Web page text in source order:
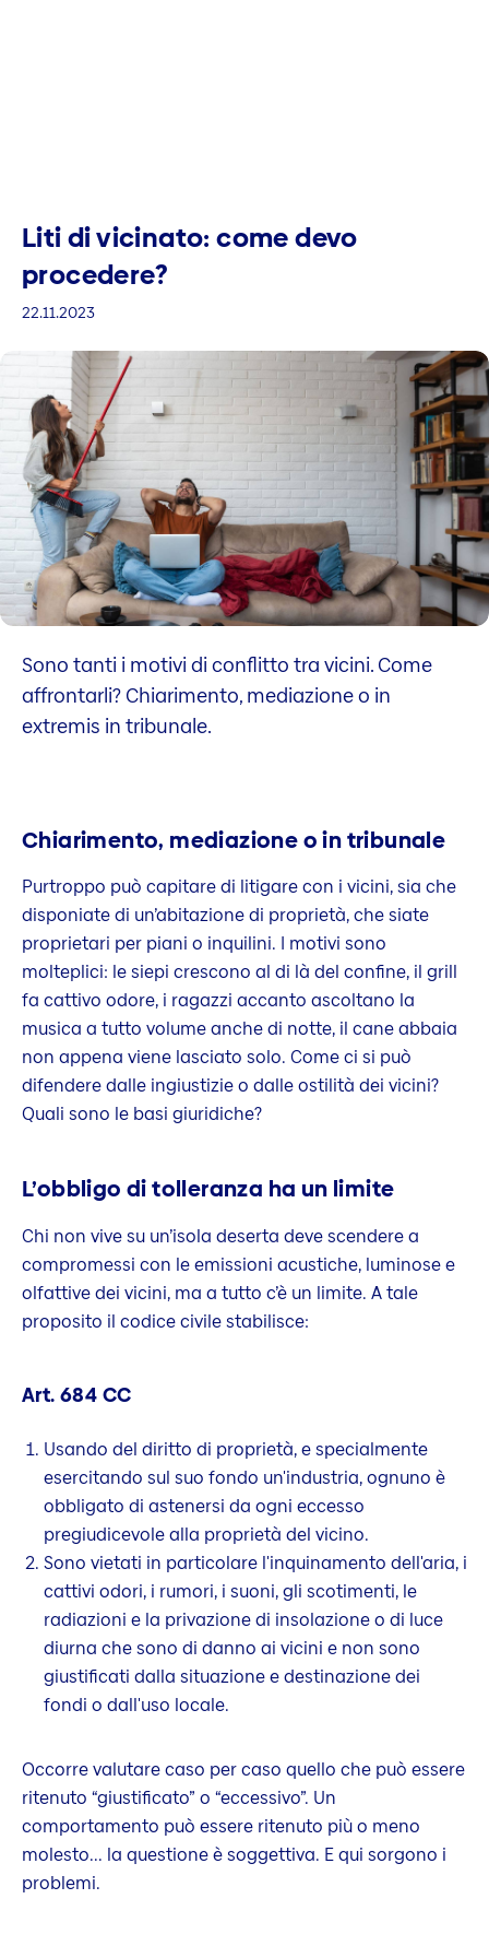
Liti di vicinato: come devo
procedere?
22.11.2023
Sono tanti i motivi di conflitto tra vicini. Come
affrontarli? Chiarimento, mediazione o in
extremis in tribunale.
Chiarimento, mediazione o in tribunale
Purtroppo può capitare di litigare con i vicini, sia che
disponiate di un’abitazione di proprietà, che siate
proprietari per piani o inquilini. I motivi sono
molteplici: le siepi crescono al di là del confine, il grill
fa cattivo odore, i ragazzi accanto ascoltano la
musica a tutto volume anche di notte, il cane abbaia
non appena viene lasciato solo. Come ci si può
difendere dalle ingiustizie o dalle ostilità dei vicini?
Quali sono le basi giuridiche?
L’obbligo di tolleranza ha un limite
Chi non vive su un’isola deserta deve scendere a
compromessi con le emissioni acustiche, luminose e
olfattive dei vicini, ma a tutto c’è un limite. A tale
proposito il codice civile stabilisce:
Art. 684 CC
Usando del diritto di proprietà, e specialmente
esercitando sul suo fondo un'industria, ognuno è
obbligato di astenersi da ogni eccesso
pregiudicevole alla proprietà del vicino.
Sono vietati in particolare l'inquinamento dell'aria, i
cattivi odori, i rumori, i suoni, gli scotimenti, le
radiazioni e la privazione di insolazione o di luce
diurna che sono di danno ai vicini e non sono
giustificati dalla situazione e destinazione dei
fondi o dall'uso locale.
Occorre valutare caso per caso quello che può essere
ritenuto “giustificato” o “eccessivo”. Un
comportamento può essere ritenuto più o meno
molesto... la questione è soggettiva. E qui sorgono i
problemi.